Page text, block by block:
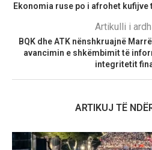
Ekonomia ruse po i afrohet
Artikulli i
BQK dhe ATK nënshkruajnë
avancimin e shkëmbimit të
integritetit
ARTIKUJ TË